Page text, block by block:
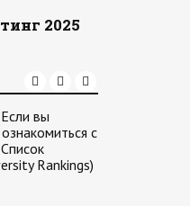
2025
вы
с
Rankings)